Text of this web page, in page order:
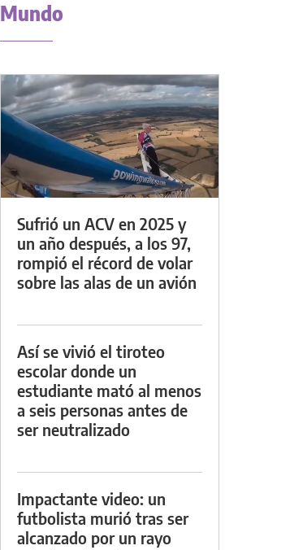
Mundo
Sufrió un ACV en 2025 y
un año después, a los 97,
rompió el récord de volar
sobre las alas de un avión
Así se vivió el tiroteo
escolar donde un
estudiante mató al menos
a seis personas antes de
ser neutralizado
Impactante video: un
futbolista murió tras ser
alcanzado por un rayo